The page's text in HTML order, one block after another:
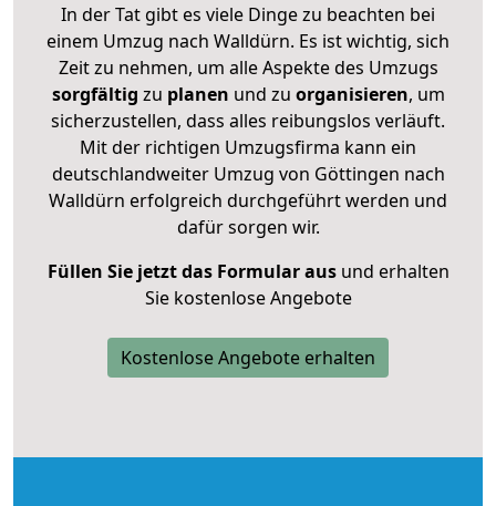
In der Tat gibt es viele Dinge zu beachten bei
einem Umzug nach Walldürn. Es ist wichtig, sich
Zeit zu nehmen, um alle Aspekte des Umzugs
sorgfältig zu planen und zu organisieren, um
sicherzustellen, dass alles reibungslos verläuft.
Mit der richtigen Umzugsfirma kann ein
deutschlandweiter Umzug von Göttingen nach
Walldürn erfolgreich durchgeführt werden und
dafür sorgen wir.
Füllen Sie jetzt das Formular ausund erhalten
Sie kostenlose Angebote
Kostenlose Angebote erhalten